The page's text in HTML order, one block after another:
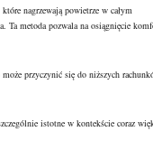
nagrzewają powietrze w całym
Ta metoda pozwala na osiągnięcie
przyczynić się do niższych
istotne w kontekście coraz